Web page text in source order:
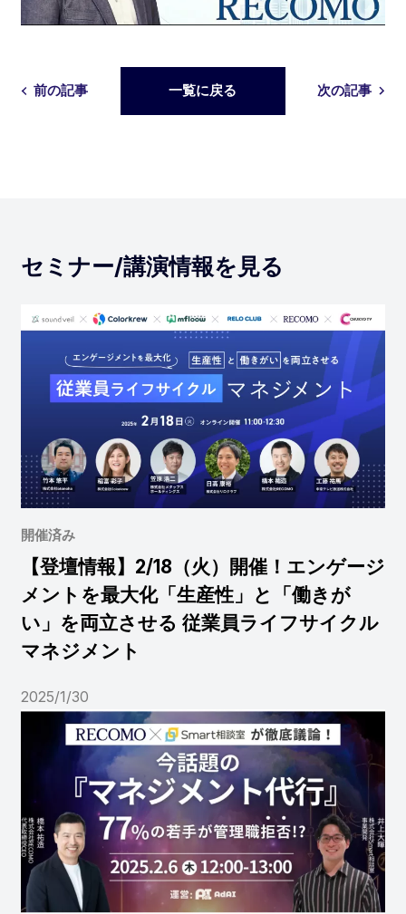
前の記事 一覧に戻る 次の記事
セミナー/講演情報を見る
開催済み
【登壇情報】2/18（火）開催！エンゲージ
メントを最大化「生産性」と「働きが
い」を両立させる 従業員ライフサイクル
マネジメント
2025/1/30